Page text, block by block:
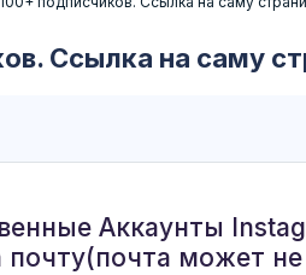
Ссылка на саму
Аккаунты
почту(почта может не